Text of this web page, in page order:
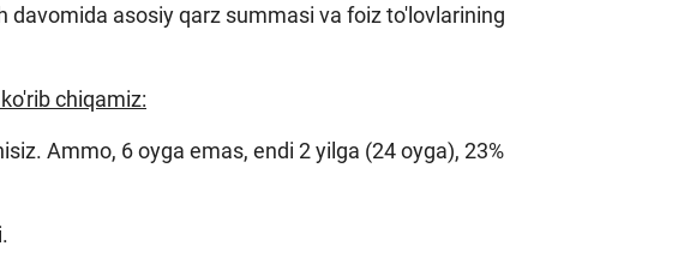
asosiy qarz summasi va foiz to'lovlarining
chiqamiz:
Ammo, 6 oyga emas, endi 2 yilga (24 oyga), 23%